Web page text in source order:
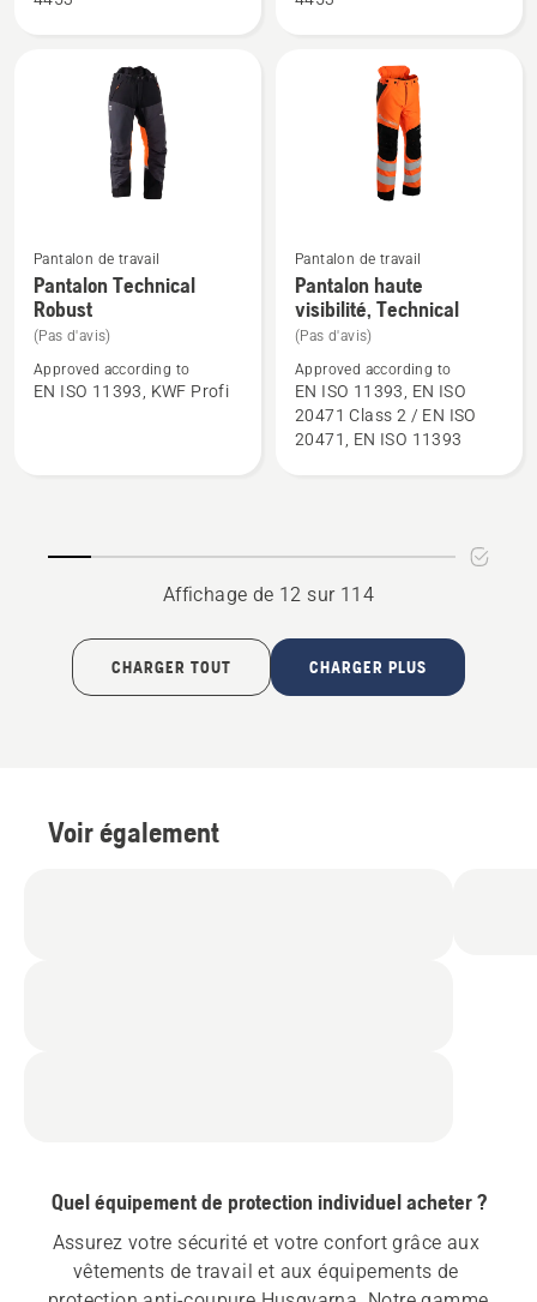
Voir
plus
de
détails
sur
Pantalon de travail
Pantalon Technical
Robust
(Pas d'avis)
Approved according to
EN ISO 11393, KWF Profi
Voir
plus
de
détails
sur
Pantalon
haute
Pantalon de travail
Pantalon haute
visibilité, Technical
(Pas d'avis)
Approved according to
EN ISO 11393, EN ISO
20471 Class 2 / EN ISO
20471, EN ISO 11393
Affichage de 12 sur 114
CHARGER TOUT CHARGER PLUS
Voir également
Quel équipement de protection individuel acheter ?
Assurez votre sécurité et votre confort grâce aux
vêtements de travail et aux équipements de